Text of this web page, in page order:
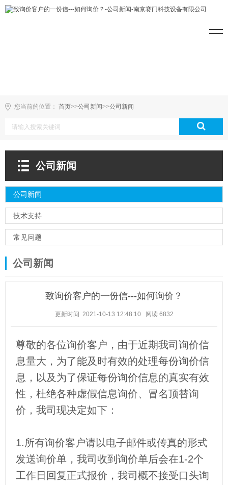
您当前的位置： 首页>>公司新闻>>公司新闻
公司新闻
公司新闻
技术支持
常见问题
公司新闻
致询价客户的一份信---如何询价？
更新时间 2021-10-13 12:48:10 阅读 6832
尊敬的各位询价客户，由于近期我司询价信
息量大，为了能及时有效的处理每份询价信
息，以及为了保证每份询价信息的真实有效
性，杜绝各种虚假信息询价、冒名顶替询
价，我司现决定如下：
1.所有询价客户请以电子邮件或传真的形式
发送询价单，我司收到询价单后会在1-2个
工作日回复正式报价，我司概不接受口头询